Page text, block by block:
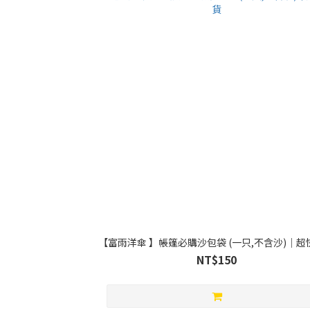
【富雨洋傘 】帳篷必購沙包袋 (一只,不含沙)｜超
NT$150